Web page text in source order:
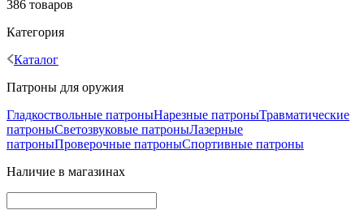
386 товаров
Категория
Каталог
Патроны для оружия
Гладкоствольные патроныНарезные патроныТравматические
патроныСветозвуковые патроныЛазерные
патроныПроверочные патроныСпортивные патроны
Наличие в магазинах